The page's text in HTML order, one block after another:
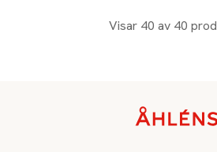
Visar 40 av 40